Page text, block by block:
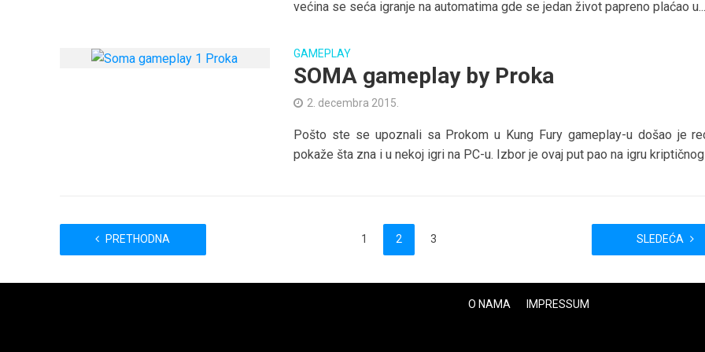
većina se seća igranje na automatima gde se jedan život papreno plaćao u...
GAMEPLAY
SOMA gameplay by Proka
2. decembra 2015.
Pošto ste se upoznali sa Prokom u Kung Fury gameplay-u došao je
pokaže šta zna i u nekoj igri na PC-u. Izbor je ovaj put pao na igru kriptičnog
PRETHODNA 1 2 3 SLEDEĆA
O NAMA IMPRESSUM